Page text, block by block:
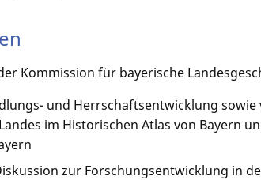
Kommission für bayerische
und Herrschaftsentwicklung
im Historischen Atlas von Bayern
zur Forschungsentwicklung in